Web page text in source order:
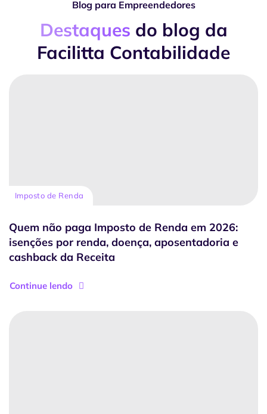
Blog para Empreendedores
Destaques do blog da
Facilitta Contabilidade
Imposto de Renda
Quem não paga Imposto de Renda em 2026:
isenções por renda, doença, aposentadoria e
cashback da Receita
Continue lendo